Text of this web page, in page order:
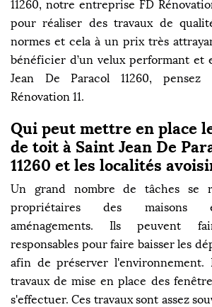
11260, notre entreprise FD
pour réaliser des travaux de
normes et cela à un prix très
bénéficier d’un velux performant et
Jean De Paracol 11260,
Rénovation 11.
Qui peut mettre en place
de toit à Saint Jean De
11260 et les localités
Un grand nombre de tâches se
propriétaires des maisons
aménagements. Ils peuvent
responsables pour faire baisser les
afin de préserver l'environnement.
travaux de mise en place des
s'effectuer. Ces travaux sont assez